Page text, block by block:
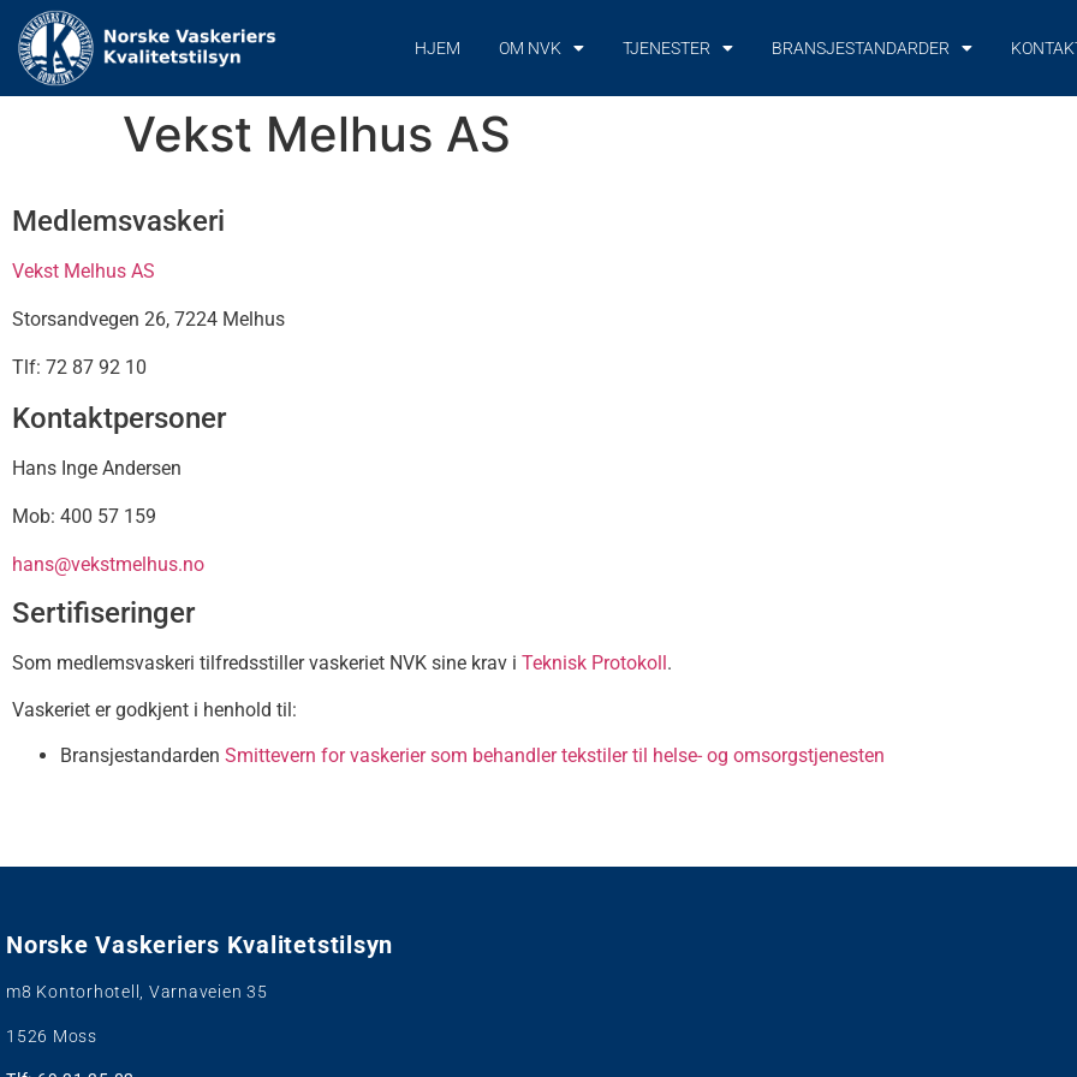
HJEM OM NVK TJENESTER BRANSJESTANDARDER
Vekst Melhus AS
Medlemsvaskeri
Vekst Melhus AS
Storsandvegen 26, 7224 Melhus
Tlf: 72 87 92 10
Kontaktpersoner
Hans Inge Andersen
Mob: 400 57 159
hans@vekstmelhus.no
Sertifiseringer
Som medlemsvaskeri tilfredsstiller vaskeriet NVK sine krav i Teknisk Protokoll .
Vaskeriet er godkjent i henhold til:
Bransjestandarden Smittevern for vaskerier som behandler tekstiler til helse- og omsorgstjenesten
Norske Vaskeriers Kvalitetstilsyn
m8 Kontorhotell, Varnaveien 35
1526 Moss